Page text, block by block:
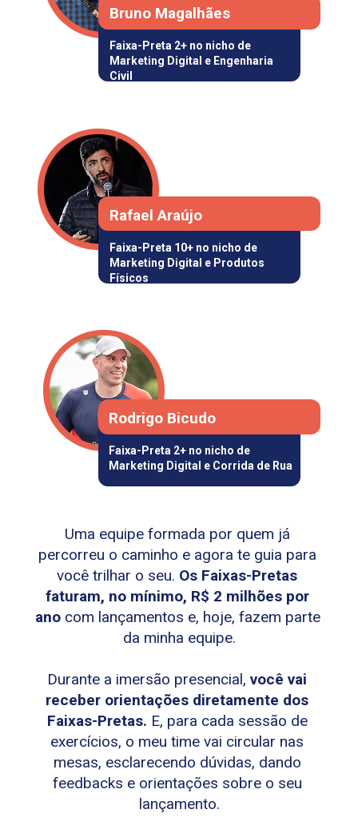
Rodrigo Bicudo
Bruno Magalhães
Rafael Araújo
Faixa-Preta 2+ no nicho de
Marketing Digital e Corrida de Rua
Faixa-Preta 2+ no nicho de
Marketing Digital e Engenharia
Civil
Faixa-Preta 10+
no nicho de
Marketing Digital e Produtos
Físicos
Uma equipe formada por quem já
percorreu o caminho e agora te guia para
você trilhar o seu. Os Faixas-Pretas
faturam, no mínimo, R$ 2 milhões por
ano com lançamentos e, hoje, fazem parte
da minha equipe.
Durante a imersão presencial, você vai
receber orientações diretamente dos
Faixas-Pretas. E, para cada sessão de
exercícios, o meu time vai circular nas
mesas, esclarecendo dúvidas, dando
feedbacks e orientações sobre o seu
lançamento.